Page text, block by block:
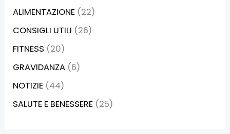
ALIMENTAZIONE (22)
CONSIGLI UTILI (26)
FITNESS (20)
GRAVIDANZA (6)
NOTIZIE (44)
SALUTE E BENESSERE (25)